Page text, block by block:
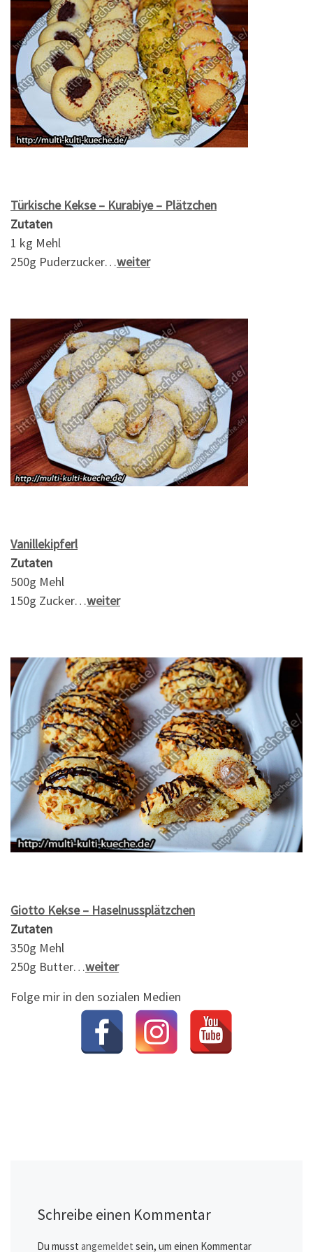
Türkische Kekse – Kurabiye – Plätzchen
Zutaten
1 kg Mehl
250g Puderzucker…weiter
Vanillekipferl
Zutaten
500g Mehl
150g Zucker…weiter
Giotto Kekse – Haselnussplätzchen
Zutaten
350g Mehl
250g Butter…weiter
Folge mir in den sozialen Medien
Schreibe einen Kommentar
Du musst angemeldet sein, um einen Kommentar